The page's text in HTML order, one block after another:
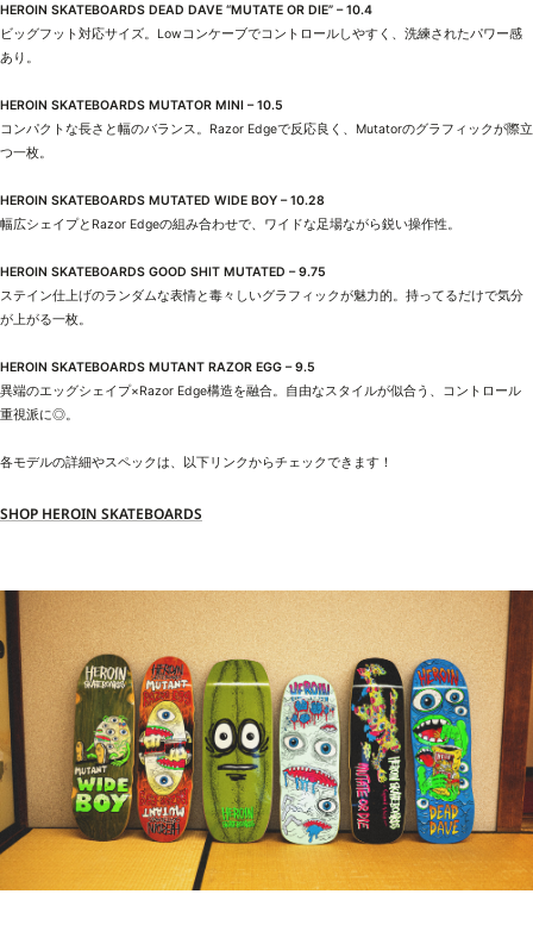
HEROIN SKATEBOARDS DEAD DAVE “MUTATE OR DIE” – 10.4
ビッグフット対応サイズ。Lowコンケーブでコントロールしやすく、洗練されたパワー感
あり。
HEROIN SKATEBOARDS MUTATOR MINI – 10.5
コンパクトな長さと幅のバランス。Razor Edgeで反応良く、Mutatorのグラフィックが際立
つ一枚。
HEROIN SKATEBOARDS MUTATED WIDE BOY – 10.28
幅広シェイプとRazor Edgeの組み合わせで、ワイドな足場ながら鋭い操作性。
HEROIN SKATEBOARDS GOOD SHIT MUTATED – 9.75
ステイン仕上げのランダムな表情と毒々しいグラフィックが魅力的。持ってるだけで気分
が上がる一枚。
HEROIN SKATEBOARDS MUTANT RAZOR EGG – 9.5
異端のエッグシェイプ×Razor Edge構造を融合。自由なスタイルが似合う、コントロール
重視派に◎。
各モデルの詳細やスペックは、以下リンクからチェックできます！
SHOP HEROIN SKATEBOARDS